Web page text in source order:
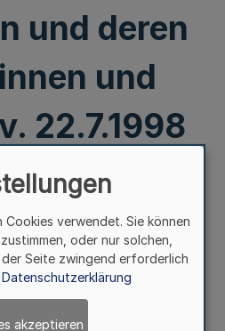
und deren
und
22.7.1998
d.
für
Justiz IV
VS-NfD
verwendet. Sie können
oder nur solchen,
Seite zwingend erforderlich
Datenschutzerklärung
akzeptieren